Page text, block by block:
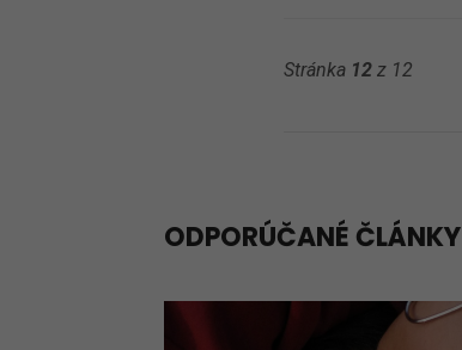
Stránka 12 z 12
ODPORÚČANÉ ČLÁNKY